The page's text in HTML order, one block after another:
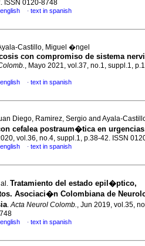
ISSN 0120-8748
english · text in spanish
Castillo, Miguel �ngel
con compromiso de sistema
, Mayo 2021, vol.37, no.1, suppl.1,
english · text in spanish
Diego, Ramirez, Sergio and Ayala-
cefalea postraum�tica en urgencias
vol.36, no.4, suppl.1, p.38-42. ISSN
english · text in spanish
Tratamiento del estado epil�ptico,
Asociaci�n Colombiana de
.Acta Neurol Colomb., Jun 2019, vol.35,
english · text in spanish